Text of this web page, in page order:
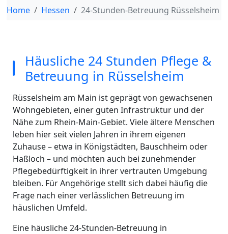
Home Hessen 24-Stunden-Betreuung Rüsselsheim
Häusliche 24 Stunden Pflege &
Betreuung in Rüsselsheim
Rüsselsheim am Main ist geprägt von gewachsenen
Wohngebieten, einer guten Infrastruktur und der
Nähe zum Rhein-Main-Gebiet. Viele ältere Menschen
leben hier seit vielen Jahren in ihrem eigenen
Zuhause – etwa in Königstädten, Bauschheim oder
Haßloch – und möchten auch bei zunehmender
Pflegebedürftigkeit in ihrer vertrauten Umgebung
bleiben. Für Angehörige stellt sich dabei häufig die
Frage nach einer verlässlichen Betreuung im
häuslichen Umfeld.
Eine häusliche 24-Stunden-Betreuung in